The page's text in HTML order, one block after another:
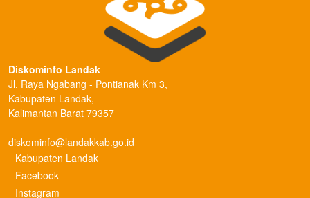
Diskominfo Landak
Jl. Raya Ngabang - Pontianak Km 3,
Kabupaten Landak,
Kalimantan Barat 79357
diskominfo@landakkab.go.id
Kabupaten Landak
Facebook
Instagram